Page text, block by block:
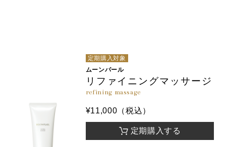
定期購入対象
ムーンパール
リファイニングマッサージ
refining massage
¥11,000（税込）
定期購入する